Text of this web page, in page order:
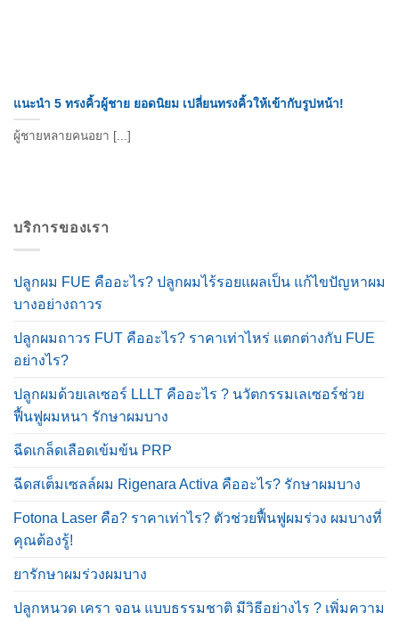
แนะนำ 5 ทรงคิ้วผู้ชาย ยอดนิยม เปลี่ยนทรงคิ้วให้เข้ากับรูปหน้า!
ผู้ชายหลายคนอยา [...]
บริการของเรา
ปลูกผม FUE คืออะไร? ปลูกผมไร้รอยแผลเป็น แก้ไขปัญหาผม
บางอย่างถาวร
ปลูกผมถาวร FUT คืออะไร? ราคาเท่าไหร่ แตกต่างกับ FUE
อย่างไร?
ปลูกผมด้วยเลเซอร์ LLLT คืออะไร ? นวัตกรรมเลเซอร์ช่วย
ฟื้นฟูผมหนา รักษาผมบาง
ฉีดเกล็ดเลือดเข้มข้น PRP
ฉีดสเต็มเซลล์ผม Rigenara Activa คืออะไร? รักษาผมบาง
Fotona Laser คือ? ราคาเท่าไร? ตัวช่วยฟื้นฟูผมร่วง ผมบางที่
คุณต้องรู้!
ยารักษาผมร่วงผมบาง
ปลูกหนวด เครา จอน แบบธรรมชาติ มีวิธีอย่างไร ? เพิ่มความ